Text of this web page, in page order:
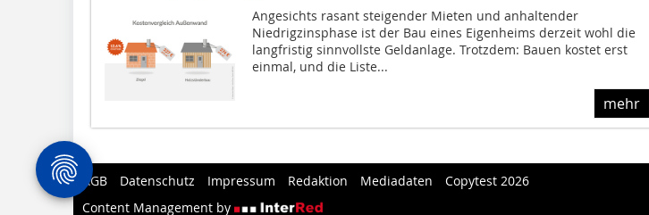
Angesichts rasant steigender Mieten und anhaltender
Niedrigzinsphase ist der Bau eines Eigenheims derzeit wohl die
langfristig sinnvollste Geldanlage. Trotzdem: Bauen kostet erst
einmal, und die Liste...
mehr
AGB Datenschutz Impressum Redaktion Mediadaten
Copytest 2026
Content Management by